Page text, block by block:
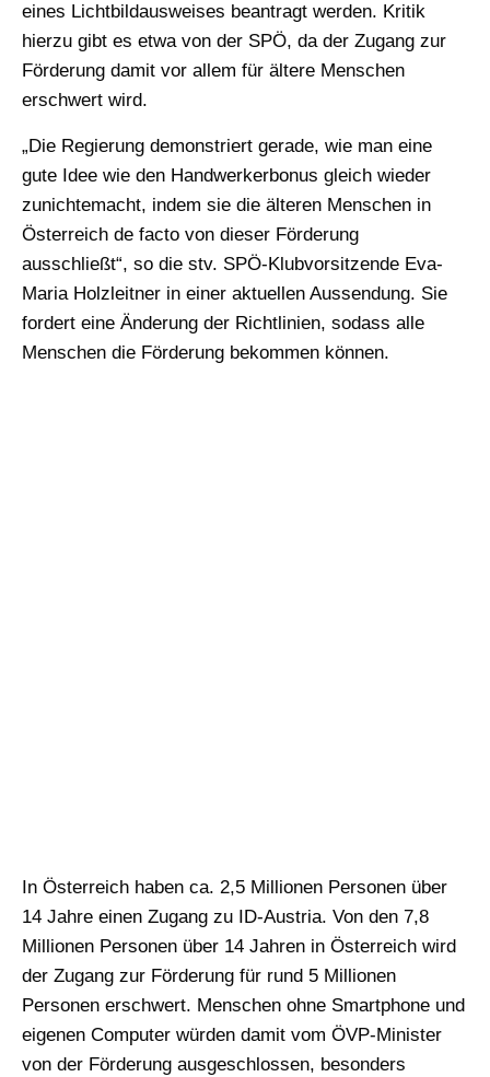
eines Lichtbildausweises beantragt werden. Kritik
hierzu gibt es etwa von der SPÖ, da der Zugang zur
Förderung damit vor allem für ältere Menschen
erschwert wird.
„Die Regierung demonstriert gerade, wie man eine
gute Idee wie den Handwerkerbonus gleich wieder
zunichtemacht, indem sie die älteren Menschen in
Österreich de facto von dieser Förderung
ausschließt“, so die stv. SPÖ-Klubvorsitzende Eva-
Maria Holzleitner in einer aktuellen Aussendung. Sie
fordert eine Änderung der Richtlinien, sodass alle
Menschen die Förderung bekommen können.
In Österreich haben ca. 2,5 Millionen Personen über
14 Jahre einen Zugang zu ID-Austria. Von den 7,8
Millionen Personen über 14 Jahren in Österreich wird
der Zugang zur Förderung für rund 5 Millionen
Personen erschwert. Menschen ohne Smartphone und
eigenen Computer würden damit vom ÖVP-Minister
von der Förderung ausgeschlossen, besonders